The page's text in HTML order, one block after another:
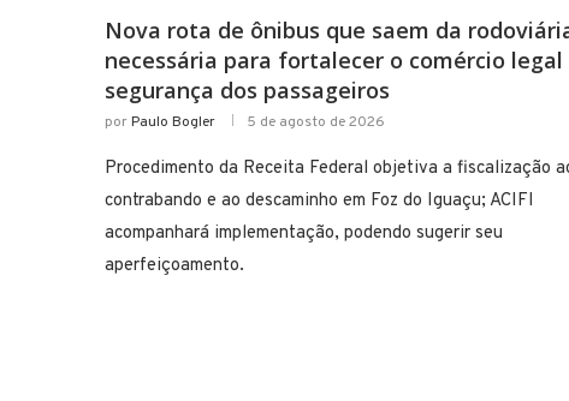
Nova rota de ônibus que saem da
necessária para fortalecer o comércio legal
segurança dos passageiros
porPaulo Bogler 5 de agosto de 2026
Procedimento da Receita Federal objetiva a fiscalização
contrabando e ao descaminho em Foz do Iguaçu; ACIFI
acompanhará implementação, podendo sugerir seu
aperfeiçoamento.